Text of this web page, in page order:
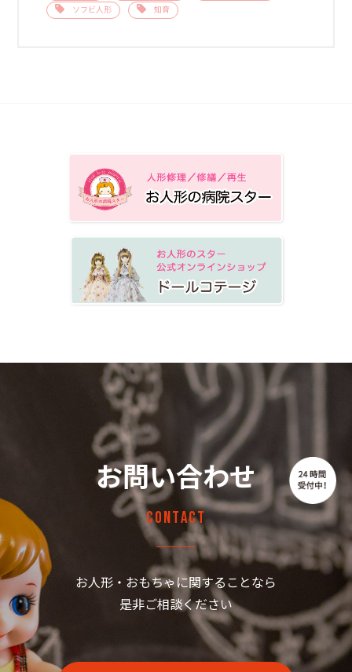
ソフビ人形
知育
お問い合わせ
Contact
お人形・おもちゃに関することなら
是非ご相談ください